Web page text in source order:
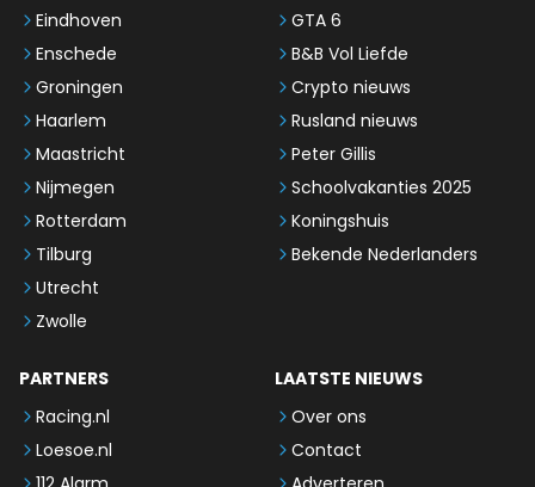
Eindhoven
Enschede
Groningen
Haarlem
Maastricht
Nijmegen
Rotterdam
Tilburg
Utrecht
Zwolle
GTA 6
B&B Vol Liefde
Crypto nieuws
Rusland nieuws
Peter Gillis
Schoolvakanties 2025
Koningshuis
Bekende Nederlanders
PARTNERS
Racing.nl
Loesoe.nl
LAATSTE NIEUWS
Over ons
Contact